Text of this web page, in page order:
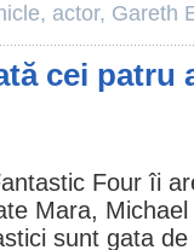
, actor, Gareth
cei patru
Four îi
Mara,
sunt gata